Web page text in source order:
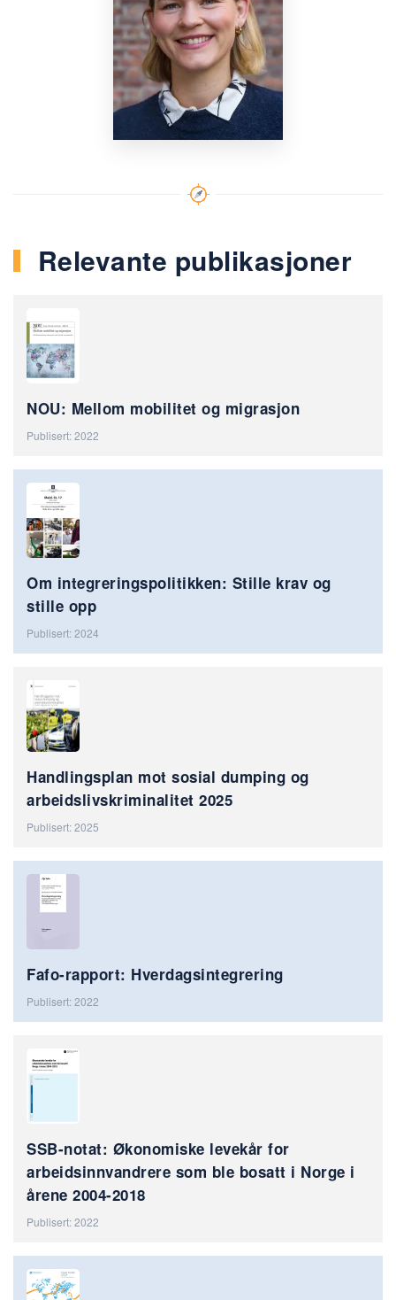
Nettside
Relevante publikasjoner
NOU: Mellom mobilitet og migrasjon
Publisert: 2022
Om integreringspolitikken: Stille krav og
stille opp
Publisert: 2024
Handlingsplan mot sosial dumping og
arbeidslivskriminalitet 2025
Publisert: 2025
Fafo-rapport: Hverdagsintegrering
Publisert: 2022
SSB-notat: Økonomiske levekår for
arbeidsinnvandrere som ble bosatt i Norge i
årene 2004-2018
Publisert: 2022